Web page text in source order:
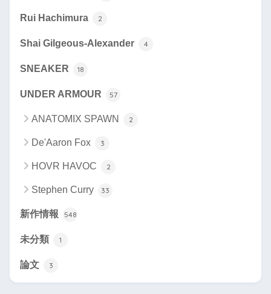
Rui Hachimura 2
Shai Gilgeous-Alexander 4
SNEAKER 18
UNDER ARMOUR 57
ANATOMIX SPAWN 2
De'Aaron Fox 3
HOVR HAVOC 2
Stephen Curry 33
新作情報 548
未分類 1
論文 3